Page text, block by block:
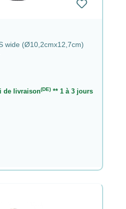
wide (Ø10,2cmx12,7cm)
de livraison(DE)** 1 à 3 jours